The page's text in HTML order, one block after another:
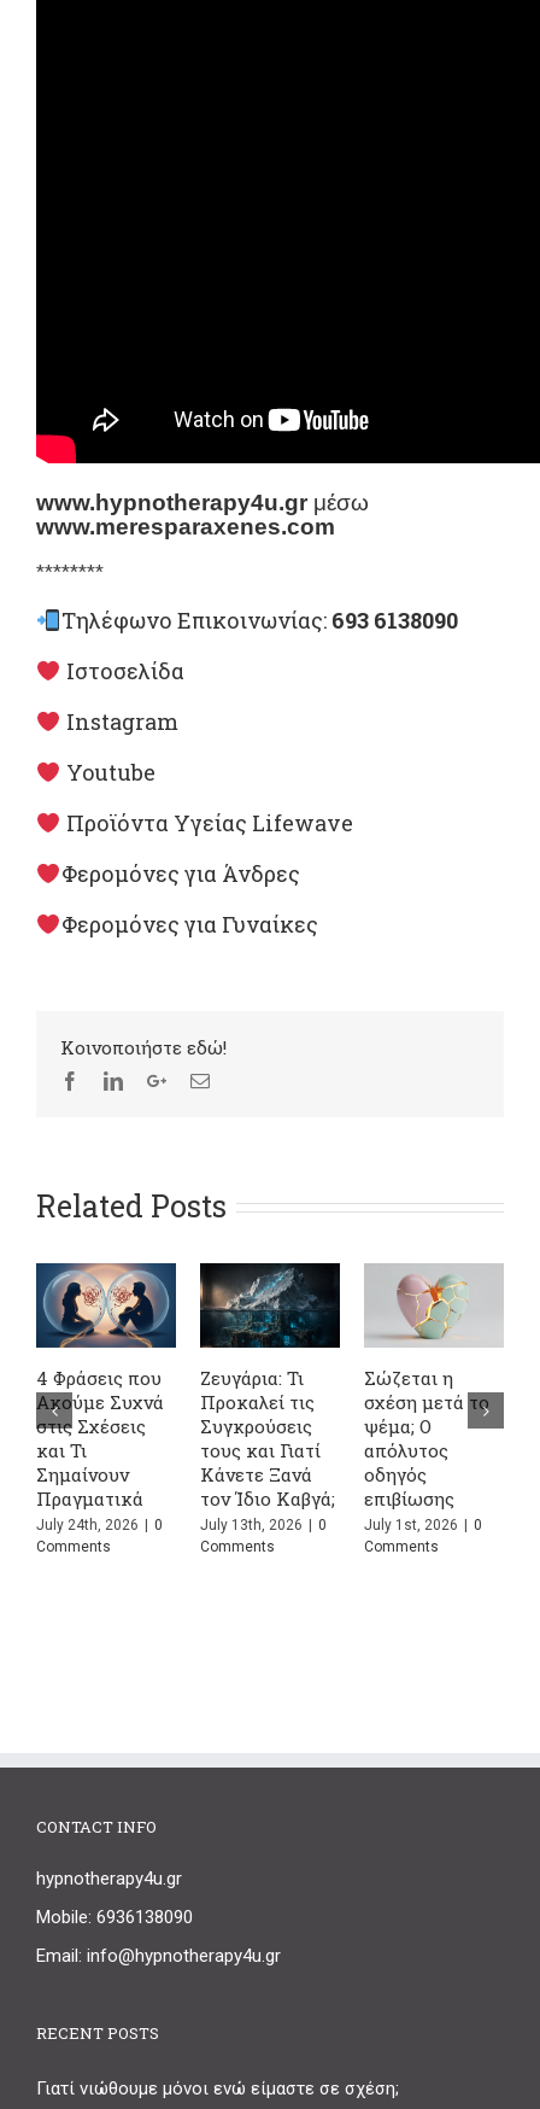
www.hypnotherapy4u.gr μέσω
www.meresparaxenes.com
********
Τηλέφωνο Επικοινωνίας: 693 6138090
Ιστοσελίδα
Instagram
Youtube
Προϊόντα Υγείας Lifewave
Φερομόνες για Άνδρες
Φερομόνες για Γυναίκες
Kοινοποιήστε εδώ!
Related Posts
4 Φράσεις που
Ακούμε Συχνά
στις Σχέσεις
και Τι
Σημαίνουν
Πραγματικά
July 24th, 2026 | 0
Comments
Ζευγάρια: Τι
Προκαλεί τις
Συγκρούσεις
τους και Γιατί
Κάνετε Ξανά
τον Ίδιο Καβγά;
July 13th, 2026 | 0
Comments
Σώζεται η
σχέση μετά το
ψέμα; Ο
απόλυτος
οδηγός
επιβίωσης
July 1st, 2026 | 0
Comments
CONTACT INFO
hypnotherapy4u.gr
Mobile: 6936138090
Email: info@hypnotherapy4u.gr
RECENT POSTS
Γιατί νιώθουμε μόνοι ενώ είμαστε σε σχέση;